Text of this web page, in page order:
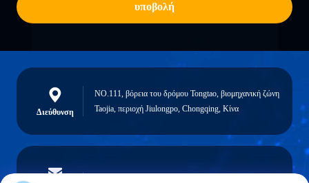
υποβολή
Διεύθυνση
NO.111, βόρεια του δρόμου Tongtao, βιομηχανική ζώνη
Taojia, περιοχή Jiulongpo, Chongqing, Κίνα